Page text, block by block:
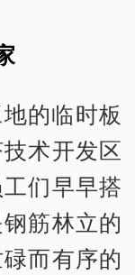
的临时板
术开发区
们早早搭
筋林立的
而有序的